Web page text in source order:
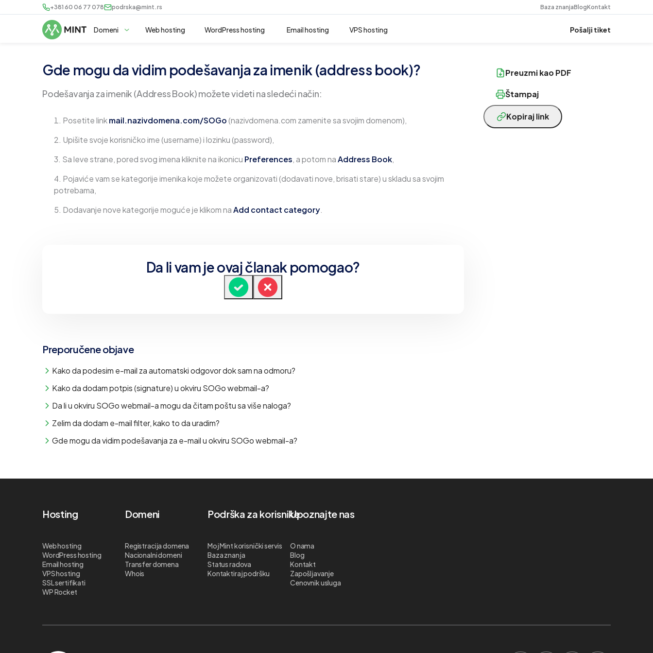
+381 60 06 77 078 podrska@mint.rs Baza znanjaBlogKontakt
Domeni Web hosting WordPress hosting Email hosting VPS hosting Pošalji tiket
Gde mogu da vidim podešavanja za imenik (address book)?
Podešavanja za imenik (Address Book) možete videti na sledeći način:
Posetite linkmail.nazivdomena.com/SOGo(nazivdomena.com zamenite sa svojim domenom),
Upišite svoje korisničko ime (username) i lozinku (password),
Sa leve strane, pored svog imena kliknite na ikonicu Preferences, a potom naAddress Book,
Pojaviće vam se kategorije imenika koje možete organizovati (dodavati nove, brisati stare) u skladu sa svojim
potrebama,
Dodavanje nove kategorije moguće je klikom naAdd contact category.
Da li vam je ovaj članak pomogao?
Preporučene objave
Kako da podesim e-mail za automatski odgovor dok sam na odmoru?
Kako da dodam potpis (signature) u okviru SOGo webmail-a?
Da li u okviru SOGo webmail-a mogu da čitam poštu sa više naloga?
Zelim da dodam e-mail filter, kako to da uradim?
Gde mogu da vidim podešavanja za e-mail u okviru SOGo webmail-a?
Preuzmi kao PDF
Štampaj
Kopiraj link
Hosting
Web hosting
WordPress hosting
Email hosting
VPS hosting
SSL sertifikati
WP Rocket
Domeni
Registracija domena
Nacionalni domeni
Transfer domena
Whois
Podrška za korisnike
Moj Mint korisnički servis
Baza znanja
Status radova
Kontaktiraj podršku
Upoznajte nas
O nama
Blog
Kontakt
Zapošljavanje
Cenovnik usluga